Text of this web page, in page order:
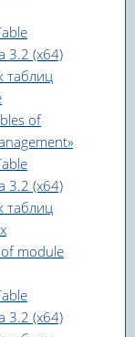
3.2 (x64)
таблиц
of
3.2 (x64)
таблиц
module
3.2 (x64)